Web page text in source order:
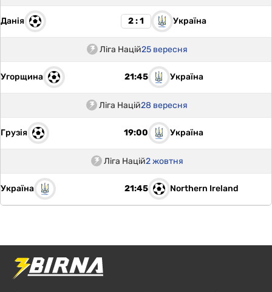
Данія 2 : 1 Україна
Ліга Націй25 вересня
Угорщина 21:45 Україна
Ліга Націй28 вересня
Грузія 19:00 Україна
Ліга Націй2 жовтня
Україна 21:45 Northern Ireland